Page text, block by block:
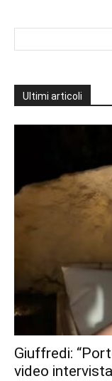
Ultimi articoli
Giuffredi:
video intervista